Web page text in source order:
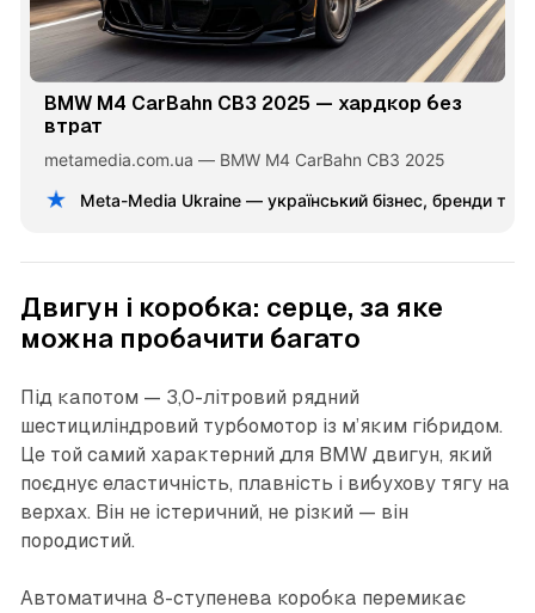
BMW M4 CarBahn CB3 2025 — хардкор без
втрат
metamedia.com.ua — BMW M4 CarBahn CB3 2025
Meta-Media Ukraine — український бізнес, бренди та
Двигун і коробка: серце, за яке
можна пробачити багато
Під капотом — 3,0-літровий рядний
шестициліндровий турбомотор із м’яким гібридом.
Це той самий характерний для BMW двигун, який
поєднує еластичність, плавність і вибухову тягу на
верхах. Він не істеричний, не різкий — він
породистий.
Автоматична 8-ступенева коробка перемикає